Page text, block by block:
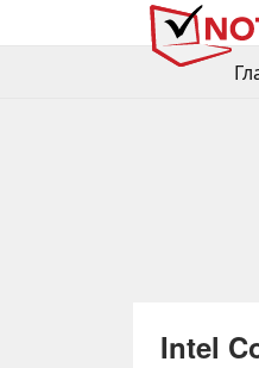
Intel